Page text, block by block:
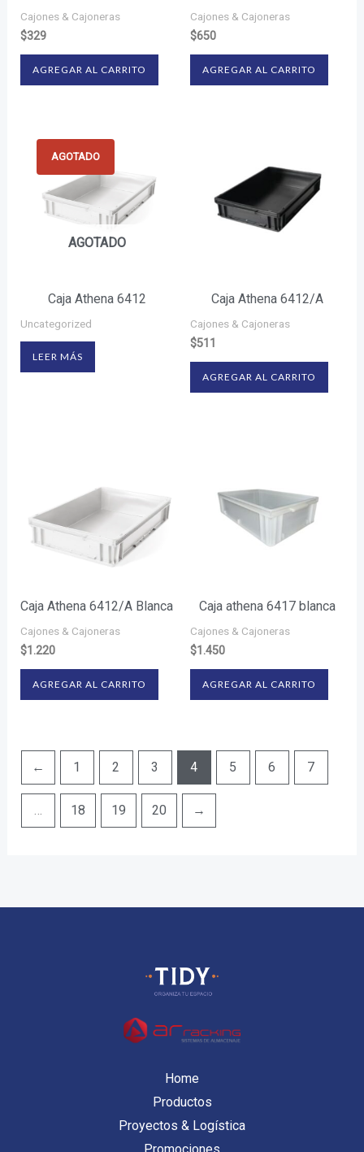
Cajones & Cajoneras
$329
AGREGAR AL CARRITO
Cajones & Cajoneras
$650
AGREGAR AL CARRITO
AGOTADO
AGOTADO
Caja Athena 6412
Uncategorized
LEER MÁS
Caja Athena 6412/A
Cajones & Cajoneras
$511
AGREGAR AL CARRITO
Caja Athena 6412/A Blanca
Cajones & Cajoneras
$1.220
AGREGAR AL CARRITO
Caja athena 6417 blanca
Cajones & Cajoneras
$1.450
AGREGAR AL CARRITO
← 1 2 3 4 5 6 7
… 18 19 20 →
Home
Productos
Proyectos & Logística